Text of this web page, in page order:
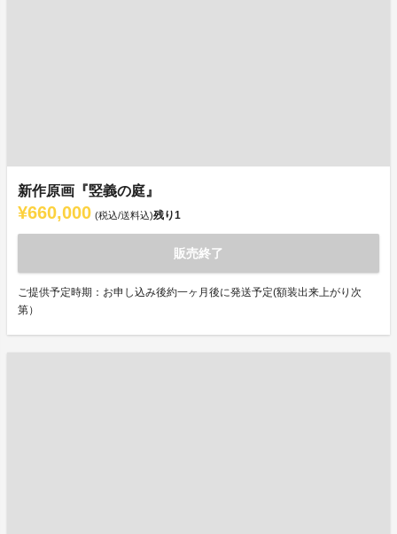
新作原画『竪義の庭』
¥660,000 (税込/送料込)残り1
販売終了
ご提供予定時期：お申し込み後約一ヶ月後に発送予定(額装出来上がり次
第）